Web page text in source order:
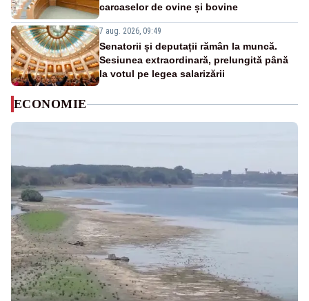
carcaselor de ovine și bovine
7 aug. 2026, 09:49
Senatorii și deputații rămân la muncă.
Sesiunea extraordinară, prelungită până
la votul pe legea salarizării
ECONOMIE